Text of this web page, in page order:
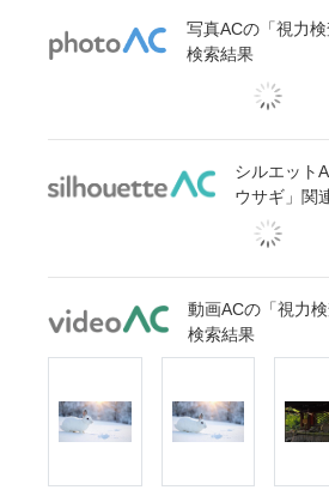
写真ACの「視力
検索結果
シルエット
ウサギ」関
動画ACの「視力
検索結果